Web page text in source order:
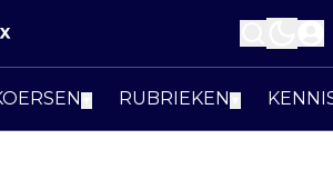
RUBRIEKEN